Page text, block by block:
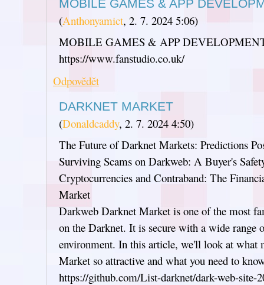
MOBILE GAMES & APP
(Anthonyamict, 2. 7. 2024 5:06)
MOBILE GAMES & APP
https://www.fanstudio.co.uk/
Odpovědět
DARKNET MARKET
(Donaldcaddy, 2. 7. 2024 4:50)
The Future of Darknet Markets: Predictions
Surviving Scams on Darkweb: A Buyer's
Cryptocurrencies and Contraband: The
Market
Darkweb Darknet Market is one of the most
on the Darknet. It is secure with a wide range
environment. In this article, we'll look at what
Market so attractive and what you need to
https://github.com/List-darknet/dark-web-site-